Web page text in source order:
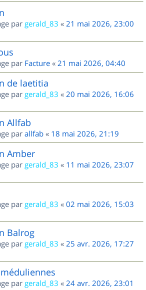
par gerald_83 « 21 mai 2026, 23:00
par Facture « 21 mai 2026, 04:40
de laetitia
par gerald_83 « 20 mai 2026, 16:06
Allfab
par allfab « 18 mai 2026, 21:19
Amber
par gerald_83 « 11 mai 2026, 23:07
par gerald_83 « 02 mai 2026, 15:03
Balrog
par gerald_83 « 25 avr. 2026, 17:27
par gerald_83 « 24 avr. 2026, 23:01